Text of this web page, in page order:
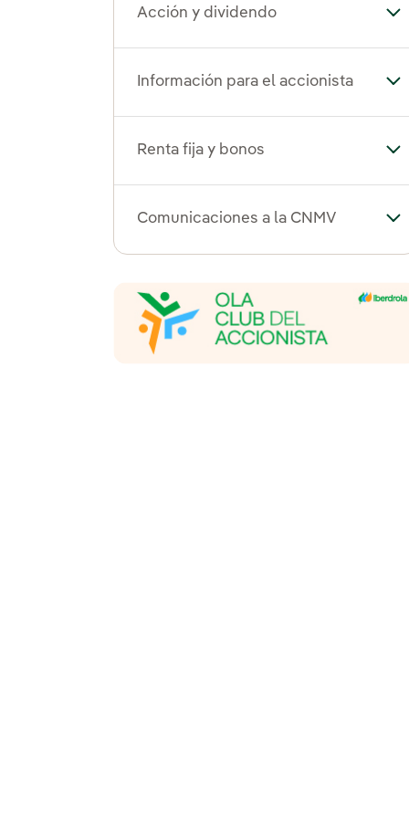
Acción y dividendo
Información para el accionista
Renta fija y bonos
Comunicaciones a la CNMV